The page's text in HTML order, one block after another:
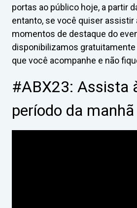
portas ao público hoje, a partir
entanto, se você quiser assistir
momentos de destaque do
disponibilizamos
que você acompanhe e não
#ABX23: Assista
período da manhã